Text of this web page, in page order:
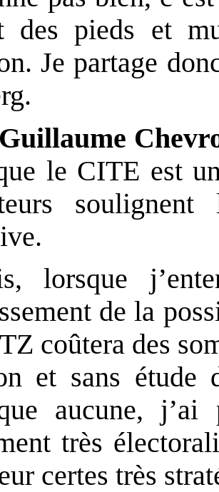
des pieds et
Je partage
le CITE est
soulignent
lorsque
de la
coûtera des
et sans étude
aucune,
très
certes très